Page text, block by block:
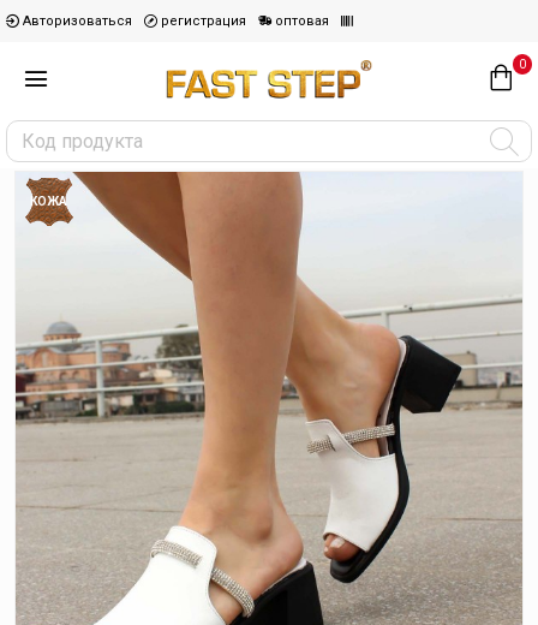
Авторизоваться регистрация оптовая
0
КОЖА